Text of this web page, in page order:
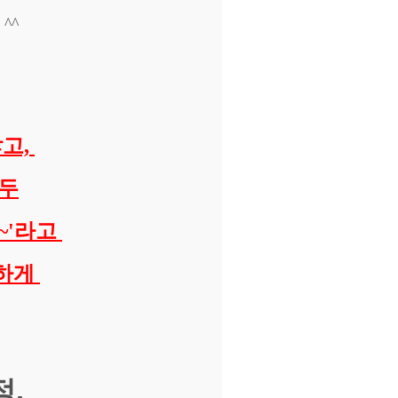
^^
,
라고
게
,